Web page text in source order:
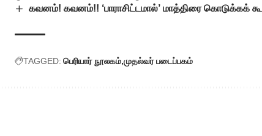
கவனம்! கவனம்!! ‘பாராசிட்டமால்’ மாத்திரை கொடுக்கக்
TAGGED: பெரியார் நூலகம் முதல்வர் படைப்பகம்